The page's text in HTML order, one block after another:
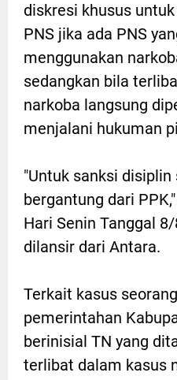
diskresi khusus
PNS jika ada PNS
menggunakan
sedangkan bila
narkoba langsung
menjalani hukuman
"Untuk sanksi disiplin
bergantung dari
Hari Senin Tanggal
dilansir dari Antara.
Terkait kasus
pemerintahan
berinisial TN yang
terlibat dalam kasus